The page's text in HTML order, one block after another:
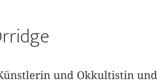
und Okkultistin und